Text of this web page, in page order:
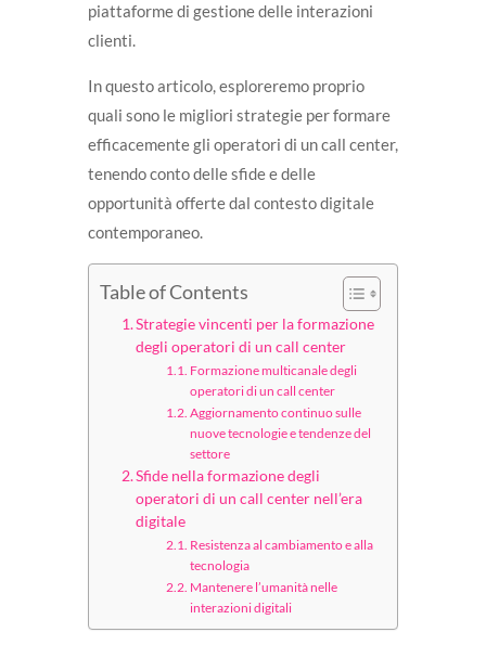
piattaforme di gestione delle interazioni
clienti.
In questo articolo, esploreremo proprio
quali sono le migliori strategie per formare
efficacemente gli operatori di un call center,
tenendo conto delle sfide e delle
opportunità offerte dal contesto digitale
contemporaneo.
Table of Contents
Strategie vincenti per la formazione
degli operatori di un call center
Formazione multicanale degli
operatori di un call center
Aggiornamento continuo sulle
nuove tecnologie e tendenze del
settore
Sfide nella formazione degli
operatori di un call center nell’era
digitale
Resistenza al cambiamento e alla
tecnologia
Mantenere l’umanità nelle
interazioni digitali